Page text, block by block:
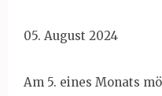
05. August 2024
Am 5. eines Monats